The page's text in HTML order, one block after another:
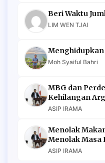
Beri Waktu
LIM WEN TJAI
Menghidupkan
Moh Syaiful Bahri
MBG dan
Kehilangan
ASIP IRAMA
Menolak
Menolak Masa
ASIP IRAMA